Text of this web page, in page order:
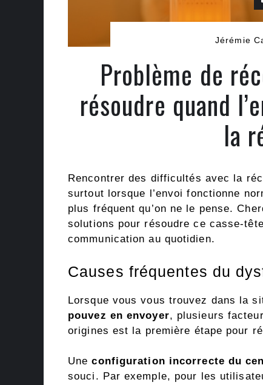
Jérémie
Problème de
résoudre quand
la
Rencontrer des difficultés avec la
surtout lorsque l’envoi fonctionne
plus fréquent qu’on ne le pense.
solutions pour résoudre ce casse-
communication au quotidien.
Causes fréquentes du
Lorsque vous vous trouvez dans la
pouvez en envoyer, plusieurs
origines est la première étape pour
Uneconfiguration incorrecte du
souci. Par exemple, pour les